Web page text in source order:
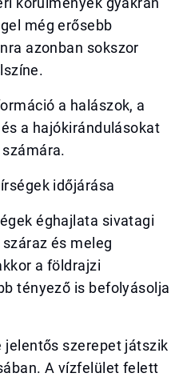
még erősebb
azonban sokszor
a halászok, a
a hajókirándulásokat
időjárása
éghajlata sivatagi
és meleg
a földrajzi
tényező is befolyásolja
jelentős szerepet játszik
A vízfelület felett